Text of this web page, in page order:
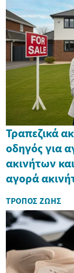
Τραπεζικά
οδηγός για
ακινήτων
αγορά
ΤΡΌΠΟΣ ΖΩΉΣ